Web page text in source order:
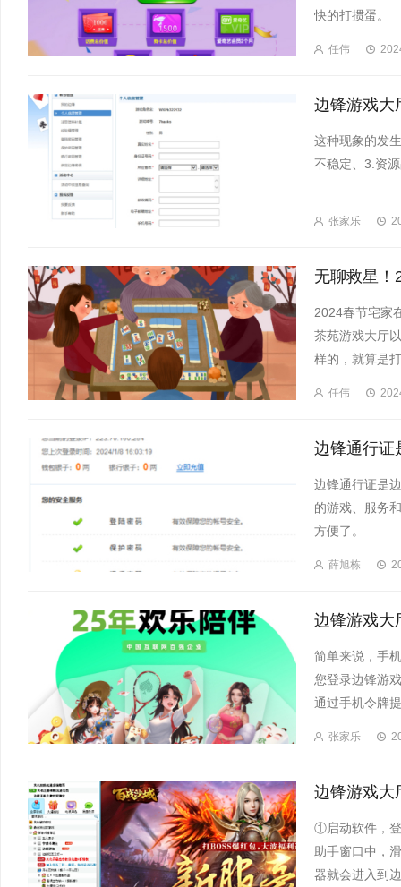
快的打掼蛋。
任伟
这种现象的发
不稳定、3.资
张家乐
2024春节宅家
茶苑游戏大厅
样的，就算是
任伟
边锋通行证
边锋通行证是
的游戏、服务
方便了。
薛旭栋
简单来说，手
您登录边锋游
通过手机令牌
张家乐
①启动软件，
助手窗口中，
器就会进入到